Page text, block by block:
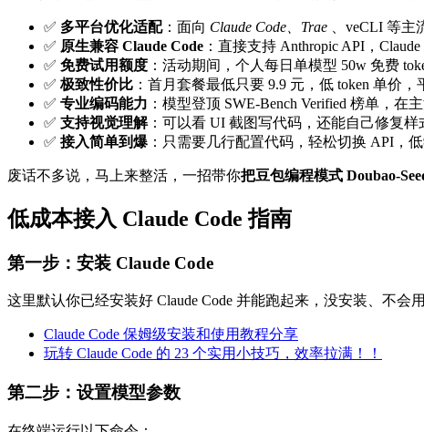
✅ 多平台优化适配：面向 Claude Code、Trae 、veCLI 等主
✅ 原生兼容 Claude Code ：直接支持 Anthropic API，
✅ 免费试用额度 ：活动期间，个人每日单模型 50w 免费
✅ 极致性价比 ：首月套餐最低只要 9.9 元，低 token 单价
✅ 专业编码能力 ：模型登顶 SWE-Bench Verified 榜单，在
✅ 支持视觉理解：可以看 UI 截图写代码，还能自己修复样
✅ 接入简单到爆 ：只需要几行配置代码，轻松切换 API，
废话不多说，马上来整活，一招带你把豆包编程模式 Doubao-
低成本接入 Claude Code 指南
第一步：安装 Claude Code
这里默认你已经安装好 Claude Code 并能跑起来，没安装、不会
Claude Code 保姆级安装和使用教程分享
玩转 Claude Code 的 23 个实用小技巧，效率拉满！！
第二步：设置模型参数